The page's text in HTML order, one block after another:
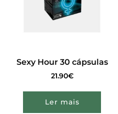
Sexy Hour 30 cápsulas
21.90€
Ler mais